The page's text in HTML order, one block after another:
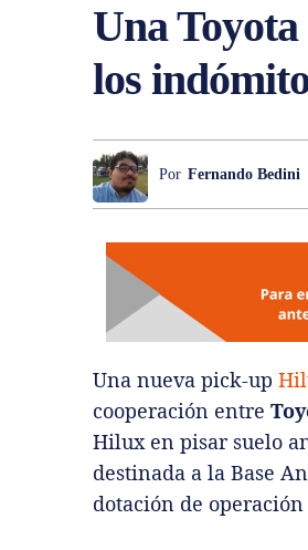
Una
los
Por Fernando Bedini
Una nueva pick-up
cooperación entre
Hilux en pisar suelo
destinada a la Base
dotación de